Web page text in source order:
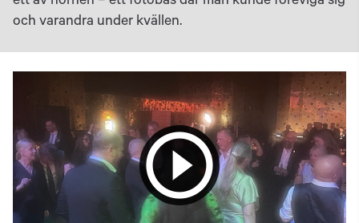
och varandra under kvällen.
play_circle_outline